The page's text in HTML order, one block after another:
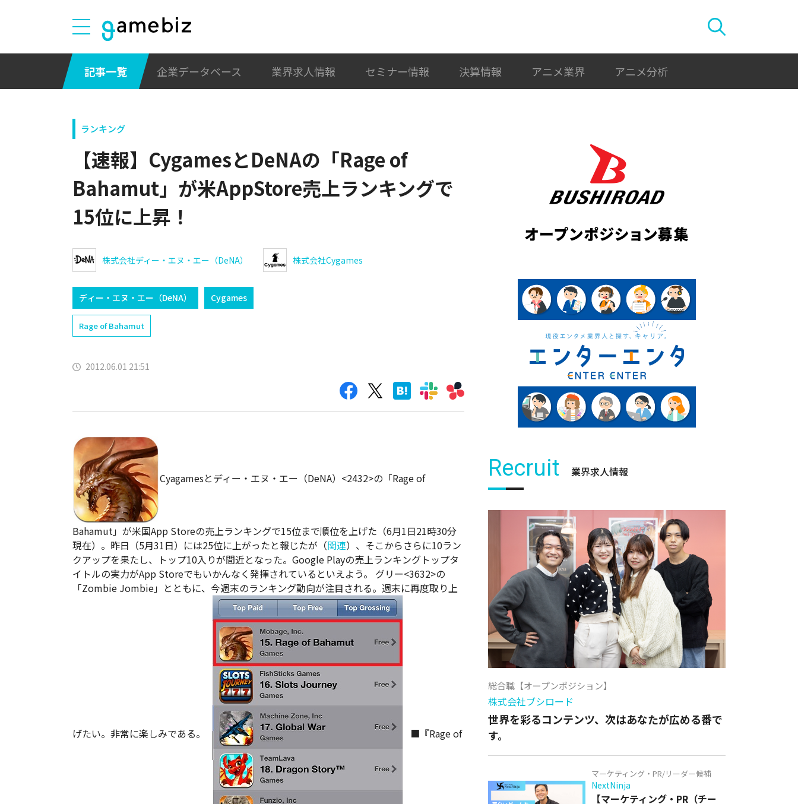
記事一覧 企業データベース 業界求人情報 セミナー情報 決算情報 アニメ業界 アニメ分析
ランキング
【速報】CygamesとDeNAの「Rage of
Bahamut」が米AppStore売上ランキングで
15位に上昇！
株式会社ディー・エヌ・エー（DeNA） 株式会社Cygames
ディー・エヌ・エー（DeNA） Cygames
Rage of Bahamut
2012.06.01 21:51
Cyagamesとディー・エヌ・エー（DeNA）<2432>の「Rage of
Bahamut」が米国App Storeの売上ランキングで15位まで順位を上げた（6月1日21時30分
現在）。昨日（5月31日）には25位に上がったと報じたが（関連）、そこからさらに10ラン
クアップを果たし、トップ10入りが間近となった。Google Playの売上ランキングトップタ
イトルの実力がApp Storeでもいかんなく発揮されているといえよう。
グリー<3632>の
「Zombie Jombie」とともに、今週末のランキング動向が注目される。週末に再度取り上
げたい。非常に楽しみである。 ■『Rage of
Recruit 業界求人情報
総合職【オープンポジション】
株式会社ブシロード
世界を彩るコンテンツ、次はあなたが広める番で
す。
マーケティング・PR/リーダー候補
NextNinja
【マーケティング・PR（チー